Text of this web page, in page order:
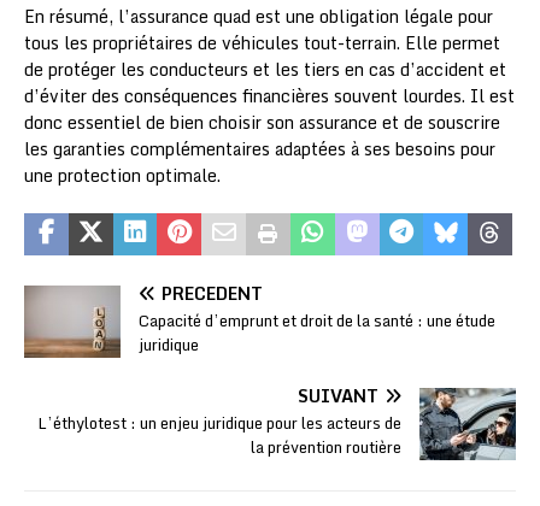
En résumé, l’assurance quad est une obligation légale pour
tous les propriétaires de véhicules tout-terrain. Elle permet
de protéger les conducteurs et les tiers en cas d’accident et
d’éviter des conséquences financières souvent lourdes. Il est
donc essentiel de bien choisir son assurance et de souscrire
les garanties complémentaires adaptées à ses besoins pour
une protection optimale.
PRÉCÉDENT
Capacité d’emprunt et droit de la santé : une étude
juridique
SUIVANT
L’éthylotest : un enjeu juridique pour les acteurs de
la prévention routière